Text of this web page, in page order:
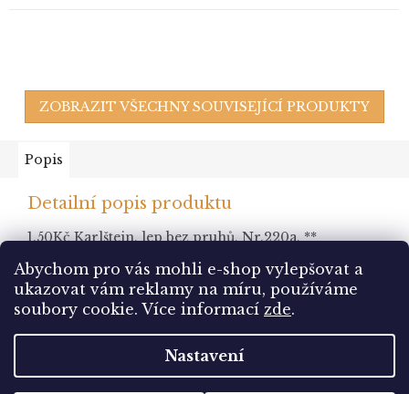
Abychom pro vás mohli e-shop vylepšovat a
ukazovat vám reklamy na míru, používáme
soubory cookie. Více informací zde.
Nastavení
ZOBRAZIT VŠECHNY SOUVISEJÍCÍ PRODUKTY
Popis
Detailní popis produktu
1.50Kč Karlštejn, lep bez pruhů, Nr.220a, **